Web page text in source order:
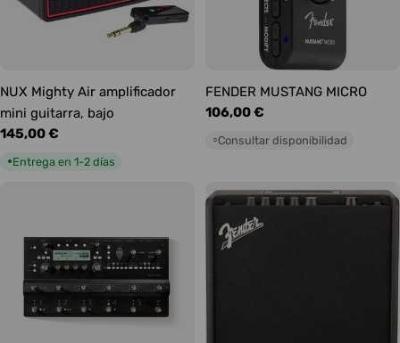
NUX Mighty Air amplificador
mini guitarra, bajo
Precio
145,00 €
●Entrega en 1-2 días
FENDER MUSTANG MICRO
Precio
106,00 €
○Consultar disponibilidad